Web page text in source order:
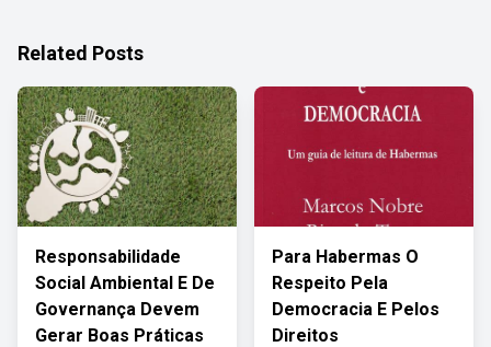
Related Posts
Responsabilidade
Social Ambiental E De
Governança Devem
Gerar Boas Práticas
Para Habermas O
Respeito Pela
Democracia E Pelos
Direitos